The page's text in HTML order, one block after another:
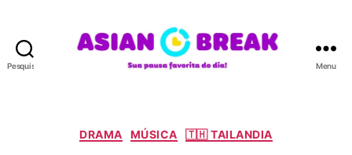
Pesquisar
A
Menu
C
DRAMA MÚSICA 🇹🇭 TAILANDIA